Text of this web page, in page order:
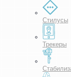
Стилусы
Трекеры